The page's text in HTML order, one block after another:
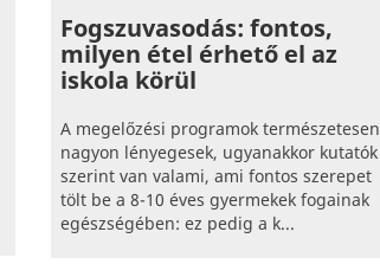
Fogszuvasodás: fontos,
milyen étel érhető el az
iskola körül
A megelőzési programok természetesen
nagyon lényegesek, ugyanakkor kutatók
szerint van valami, ami fontos szerepet
tölt be a 8-10 éves gyermekek fogainak
egészségében: ez pedig a k...